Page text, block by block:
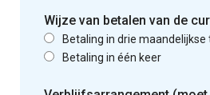
Wijze van betalen van de
Betaling in drie maandelijkse
Betaling in één keer